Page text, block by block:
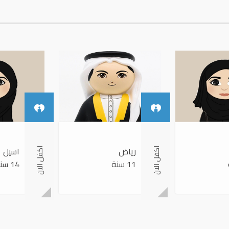
اسيل
14 سنة
اكفل الان
رياض
11 سنة
اكفل الان